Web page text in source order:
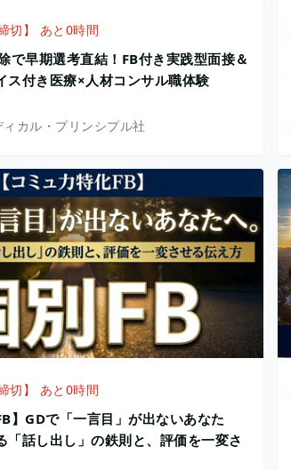
切】 あと0時間
で早期選考直結！FB付き実践型面接＆
ス付き医療×人材コンサル職体験
カル・プリンシプル社
切】 あと0時間
】GDで「一言目」が出ないあなた
「話し出し」の鉄則と、評価を一変さ